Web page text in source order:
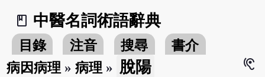
book_2
中醫名詞術語辭典
目錄 注音 搜尋
書介
病因病理 »病理 » 脫陽
hearing